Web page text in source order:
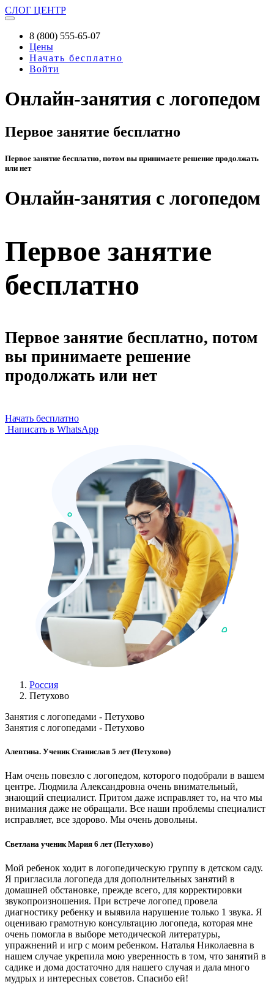
СЛОГ ЦЕНТР
8 (800) 555-65-07
Цены
Начать бесплатно
Войти
Онлайн-занятия с логопедом
Первое занятие бесплатно
Первое занятие бесплатно, потом вы принимаете решение продолжать
или нет
Онлайн-занятия с логопедом
Первое занятие
бесплатно
Первое занятие бесплатно, потом
вы принимаете решение
продолжать или нет
Начать бесплатно
Написать в WhatsApp
Россия
Петухово
Занятия с логопедами - Петухово
Занятия с логопедами - Петухово
Алевтина. Ученик Станислав 5 лет (Петухово)
Нам очень повезло с логопедом, которого подобрали в вашем
центре. Людмила Александровна очень внимательный,
знающий специалист. Притом даже исправляет то, на что мы
внимания даже не обращали. Все наши проблемы специалист
исправляет, все здорово. Мы очень довольны.
Светлана ученик Мария 6 лет (Петухово)
Мой ребенок ходит в логопедическую группу в детском саду.
Я пригласила логопеда для дополнительных занятий в
домашней обстановке, прежде всего, для корректировки
звукопроизношения. При встрече логопед провела
диагностику ребенку и выявила нарушение только 1 звука. Я
оцениваю грамотную консультацию логопеда, которая мне
очень помогла в выборе методической литературы,
упражнений и игр с моим ребенком. Наталья Николаевна в
нашем случае укрепила мою уверенность в том, что занятий в
садике и дома достаточно для нашего случая и дала много
мудрых и интересных советов. Спасибо ей!